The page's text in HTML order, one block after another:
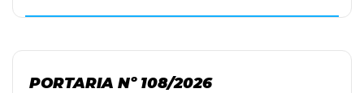
PORTARIA Nº 108/2026